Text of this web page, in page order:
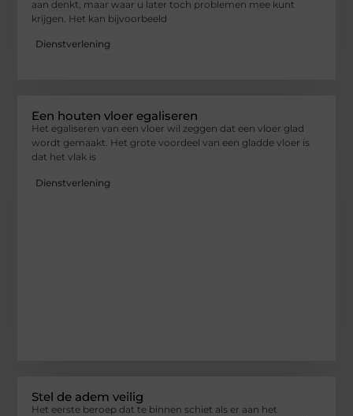
aan denkt, maar waar u later toch problemen mee kunt
krijgen. Het kan bijvoorbeeld
Dienstverlening
Een houten vloer egaliseren
Het egaliseren van een vloer wil zeggen dat een vloer glad
wordt gemaakt. Het grote voordeel van een gladde vloer is
dat het vlak is
Dienstverlening
Stel de adem veilig
Het eerste beroep dat te binnen schiet als er aan het